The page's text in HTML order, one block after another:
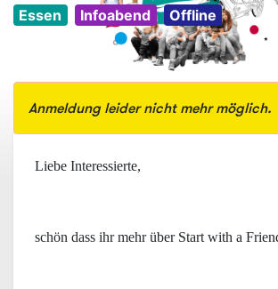
Essen Infoabend Offline
Anmeldung leider nicht mehr möglich.
Liebe Interessierte,
schön dass ihr mehr über Start with a